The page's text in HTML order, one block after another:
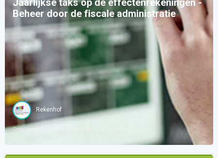
Jaarlijkse taks op de effectenrekeningen -
Beheer door de fiscale administratie
Rekenhof
Gepubliceerd op